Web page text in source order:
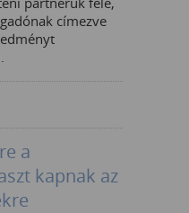
címezve
a
kapnak az